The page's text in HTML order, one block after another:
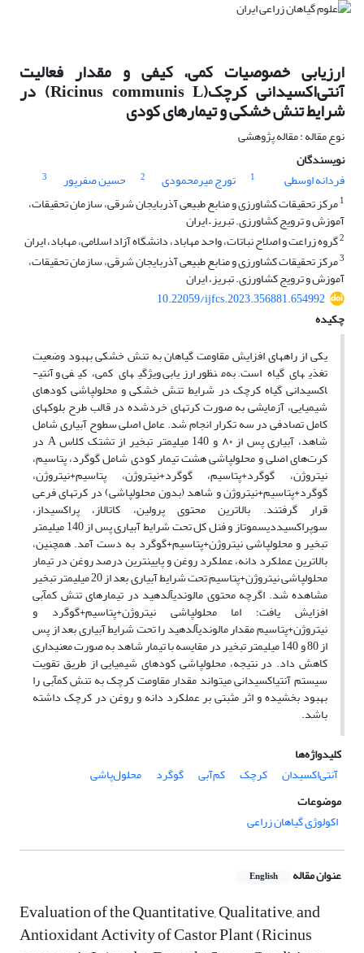
ارزیابی خصوصیات کمی، کیفی و مقدار فعالیت
آنتی‌اکسیدانی کرچک(Ricinus communis L) در
شرایط تنش خشکی و تیمارهای کودی
نوع مقاله : مقاله پژوهشی
نویسندگان
فردانه اوسطی
1 تورج میرمحمودی 2 حسین صفرپور
3
1مرکز تحقیقات کشاورزی و منابع طبیعی آذربایجان شرقی، سازمان تحقیقات،
آموزش و ترویج کشاورزی. تبریز – ایران
2گروه زراعت و اصلاح نباتات، واحد مهاباد، دانشگاه آزاد اسلامی، مهاباد، ایران
3مرکز تحقیقات کشاورزی و منابع طبیعی آذربایجان شرقی، سازمان تحقیقات،
آموزش و ترویج کشاورزی. تبریز، ایران
10.22059/ijfcs.2023.356881.654992
چکیده
یکی از راه­های افزایش مقاومت گیاهان به تنش خشکی بهبود وضعیت
تغذیه­ای گیاه است. به‌منظور ارزیابی ویژگی­های کمی، کیفی و آنتی­
اکسیدانی گیاه کرچک در شرایط تنش خشکی و محلول­پاشی کودهای
شیمیایی، آزمایشی به صورت کرت­های خردشده در قالب طرح بلوک­های
کامل تصادفی در سه تکرار انجام شد. عامل اصلی سطوح آبیاری شامل
شاهد، آبیاری پس از ۸۰ و 140 میلی­متر تبخیر از تشتک کلاس A در
کرت‌های اصلی و محلول­پاشی هشت تیمار کودی شامل گوگرد، پتاسیم،
نیتروژن، گوگرد+پتاسیم، گوگرد+نیتروژن، پتاسیم+نیتروژن،
گوگرد+پتاسیم+نیتروژن و شاهد (بدون محلول­پاشی) در کرت­های فرعی
قرار گرفتند. بالاترین محتوی پرولین، کاتالاز، پراکسیداز،
سوپراکسیددیسموتاز و فنل کل تحت شرایط آبیاری پس از 140 میلی­متر
تبخیر و محلول­پاشی نیتروژن+پتاسیم+گوگرد به دست آمد. همچنین،
بالاترین عملکرد دانه، عملکرد روغن و پایین­ترین درصد روغن در تیمار
محلول­پاشی نیتروژن+پتاسیم تحت شرایط آبیاری بعد از 20 میلی­متر تبخیر
مشاهده شد. اگرچه محتوی مالون­دی­آلدهید در تیمارهای تنش کم­آبی
افزایش یافت؛ اما محلول­پاشی نیتروژن+پتاسیم+گوگرد و
نیتروژن+پتاسیم مقدار مالون­دی­آلدهید را تحت شرایط آبیاری بعد از پس
از 80 و 140 میلی­متر تبخیر در مقایسه با تیمار شاهد به صورت معنی­داری
کاهش داد. در نتیجه، محلول­پاشی کودهای شیمیایی از طریق تقویت
سیستم آنتی­اکسیدانی می­تواند مقدار مقاومت کرچک به تنش کم­آبی را
بهبود بخشیده و اثر مثبتی بر عملکرد دانه و روغن در کرچک داشته
باشد.
کلیدواژه‌ها
آنتی‌اکسیدان
کرچک کم‌آبی گوگرد
محلول‌پاشی
موضوعات
اکولوژی گیاهان زراعی
عنوان مقاله English
Evaluation of the Quantitative, Qualitative, and
Antioxidant Activity of Castor Plant (Ricinus